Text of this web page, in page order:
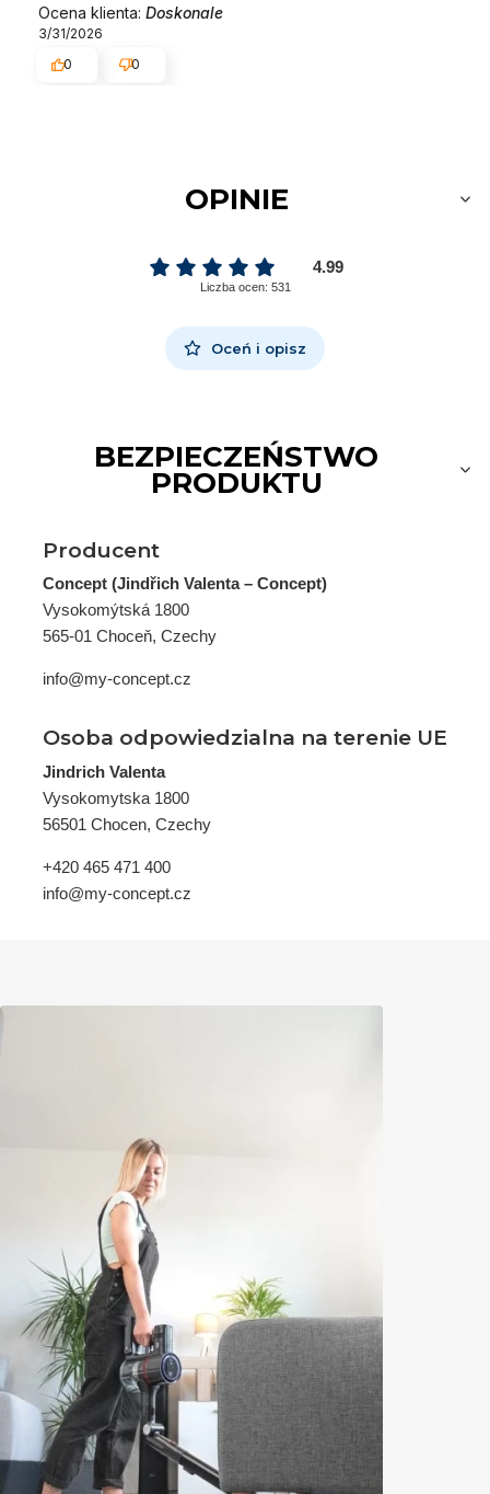
Ocena klienta: Doskonale
3/31/2026
0
0
OPINIE
4.99
Liczba ocen: 531
Oceń i opisz
BEZPIECZEŃSTWO
PRODUKTU
Producent
Concept (Jindřich Valenta – Concept)
Vysokomýtská 1800
565-01 Choceň, Czechy
info@my-concept.cz
Osoba odpowiedzialna na terenie UE
Jindrich Valenta
Vysokomytska 1800
56501 Chocen, Czechy
+420 465 471 400
info@my-concept.cz